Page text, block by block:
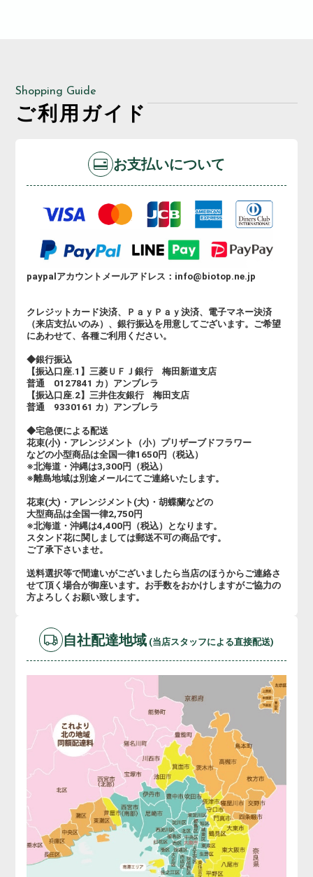
Shopping Guide
ご利用ガイド
お支払いについて
paypalアカウントメールアドレス：info@biotop.ne.jp
クレジットカード決済、ＰａｙＰａｙ決済、電子マネー決済
（来店支払いのみ）、銀行振込を用意してございます。ご希望
にあわせて、各種ご利用ください。
◆銀行振込
【振込口座.1】三菱ＵＦＪ銀行 梅田新道支店
普通 0127841 カ）アンブレラ
【振込口座.2】三井住友銀行 梅田支店
普通 9330161 カ）アンブレラ
◆宅急便による配送
花束(小)・アレンジメント（小）プリザーブドフラワー
などの小型商品は全国一律1650円（税込）
※北海道・沖縄は3,300円（税込）
※離島地域は別途メールにてご連絡いたします。
花束(大)・アレンジメント(大)・胡蝶蘭などの
大型商品は全国一律2,750円
※北海道・沖縄は4,400円（税込）となります。
スタンド花に関しましては郵送不可の商品です。
ご了承下さいませ。
送料選択等で間違いがございましたら当店のほうからご連絡さ
せて頂く場合が御座います。お手数をおかけしますがご協力の
方よろしくお願い致します。
自社配達地域 (当店スタッフによる直接配送)